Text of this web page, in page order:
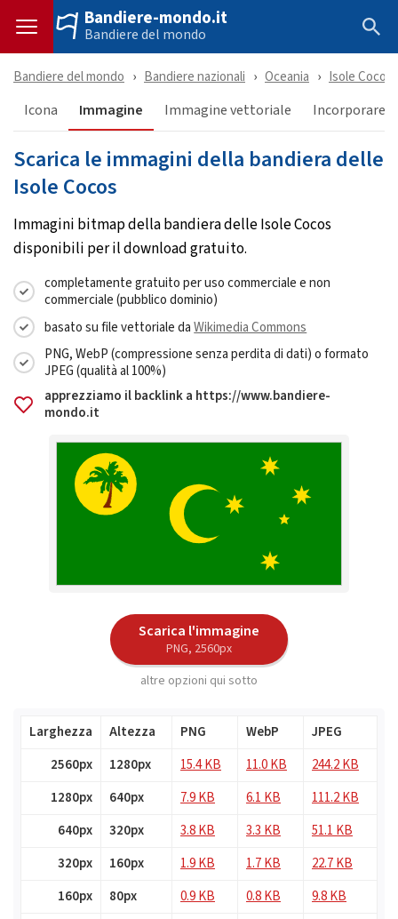
Bandiere-mondo.it
Bandiere del mondo
Bandiere del mondo Bandiere nazionali Oceania Isole Cocos
Icona Immagine Immagine vettoriale Incorporare
Scarica le immagini della bandiera delle
Isole Cocos
Immagini bitmap della bandiera delle Isole Cocos
disponibili per il download gratuito.
completamente gratuito per uso commerciale e non
commerciale (pubblico dominio)
basato su file vettoriale daWikimedia Commons
PNG, WebP (compressione senza perdita di dati) o formato
JPEG (qualità al 100%)
apprezziamo il backlink a https://www.bandiere-
mondo.it
Scarica l'immagine
PNG, 2560px
altre opzioni qui sotto
Larghezza Altezza PNG WebP
JPEG
2560px
1280px 15.4 KB 11.0 KB
244.2 KB
1280px
640px 7.9 KB 6.1 KB
111.2 KB
640px
320px 3.8 KB 3.3 KB
51.1 KB
320px
160px 1.9 KB 1.7 KB
22.7 KB
160px
80px 0.9 KB 0.8 KB
9.8 KB